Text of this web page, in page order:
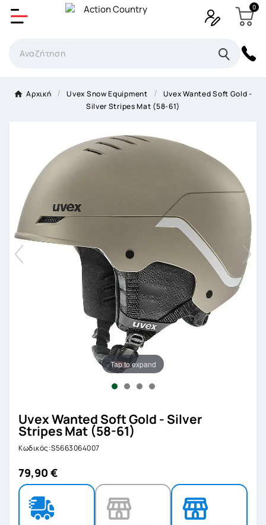
0
Αρχική Uvex Snow Equipment
Uvex Wanted Soft Gold -
Silver Stripes Mat (58-61)
Tap to expand
Uvex Wanted Soft Gold - Silver
Stripes Mat (58-61)
Κωδικός:S5663064007
79,90 €
Δημιουργία λίστα επιθυμητών
×
Όνομα Λίστα επιθυμιτών
Δημιουργία λίστα επιθυμητών